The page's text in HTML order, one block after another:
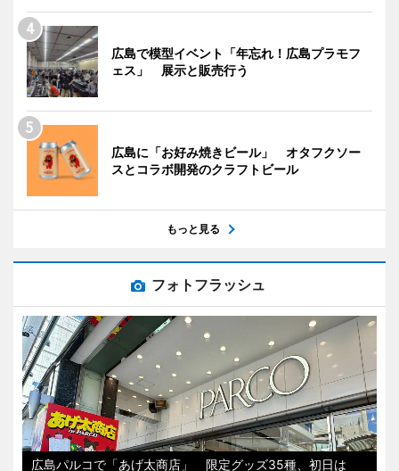
広島で模型イベント「年忘れ！広島プラモフ
ェス」 展示と販売行う
広島に「お好み焼きビール」 オタフクソー
スとコラボ開発のクラフトビール
もっと見る
フォトフラッシュ
広島パルコで「あげ太商店」 限定グッズ35種、初日は